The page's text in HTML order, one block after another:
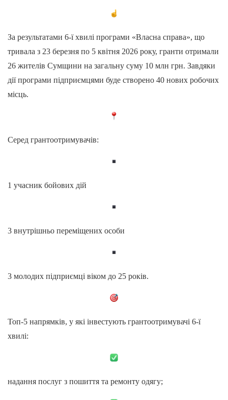
За результатами 6-ї хвилі програми «Власна справа», що
тривала з 23 березня по 5 квітня 2026 року, гранти отримали
26 жителів Сумщини на загальну суму 10 млн грн. Завдяки
дії програми підприємцями буде створено 40 нових робочих
місць.
Серед грантоотримувачів:
1 учасник бойових дій
3 внутрішньо переміщених особи
3 молодих підприємці віком до 25 років.
Топ-5 напрямків, у які інвестують грантоотримувачі 6-ї
хвилі:
надання послуг з пошиття та ремонту одягу;